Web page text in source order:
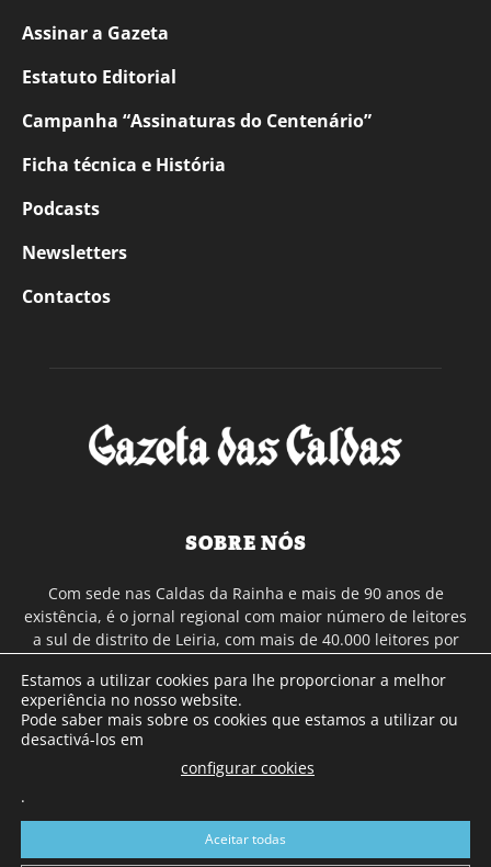
Assinar a Gazeta
Estatuto Editorial
Campanha “Assinaturas do Centenário”
Ficha técnica e História
Podcasts
Newsletters
Contactos
SOBRE NÓS
Com sede nas Caldas da Rainha e mais de 90 anos de
existência, é o jornal regional com maior número de leitores
a sul de distrito de Leiria, com mais de 40.000 leitores por
Continental e assinatura online.
SIGA-NOS
Estamos a utilizar cookies para lhe proporcionar a melhor
experiência no nosso website.
Pode saber mais sobre os cookies que estamos a utilizar ou
desactivá-los em
configurar cookies
.
Aceitar todas